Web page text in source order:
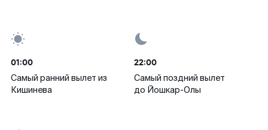
01:00
Самый ранний вылет из
Кишинева
22:00
Самый поздний вылет
до Йошкар-Олы